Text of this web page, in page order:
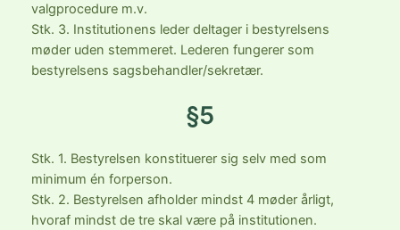
valgprocedure m.v.
Stk. 3. Institutionens leder deltager i bestyrelsens
møder uden stemmeret. Lederen fungerer som
bestyrelsens sagsbehandler/sekretær.
§5
Stk. 1. Bestyrelsen konstituerer sig selv med som
minimum én forperson.
Stk. 2. Bestyrelsen afholder mindst 4 møder årligt,
hvoraf mindst de tre skal være på institutionen.